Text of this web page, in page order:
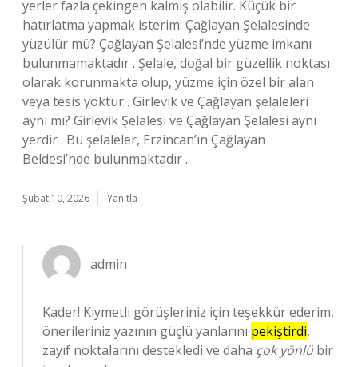
yerler fazla çekingen kalmış olabilir. Küçük bir
hatırlatma yapmak isterim: Çağlayan Şelalesinde
yüzülür mü? Çağlayan Şelalesi’nde yüzme imkanı
bulunmamaktadır . Şelale, doğal bir güzellik noktası
olarak korunmakta olup, yüzme için özel bir alan
veya tesis yoktur . Girlevik ve Çağlayan şelaleleri
aynı mı? Girlevik Şelalesi ve Çağlayan Şelalesi aynı
yerdir . Bu şelaleler, Erzincan’ın Çağlayan
Beldesi’nde bulunmaktadır .
Şubat 10, 2026 Yanıtla
admin
Kader! Kıymetli görüşleriniz için teşekkür ederim,
önerileriniz yazının güçlü yanlarını pekiştirdi,
zayıf noktalarını destekledi ve daha çok yönlübir